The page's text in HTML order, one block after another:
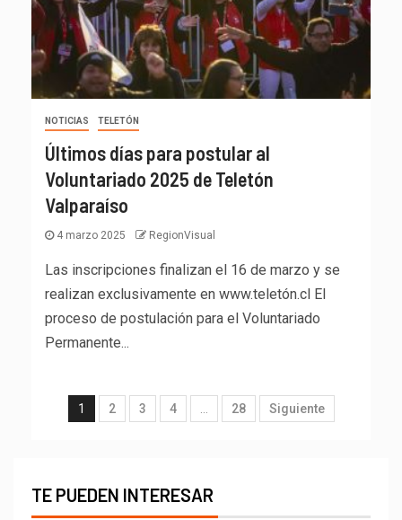
NOTICIAS TELETÓN
Últimos días para postular al
Voluntariado 2025 de Teletón
Valparaíso
4 marzo 2025 RegionVisual
Las inscripciones finalizan el 16 de marzo y se
realizan exclusivamente en www.teletón.cl El
proceso de postulación para el Voluntariado
Permanente...
1 2 3 4 … 28 Siguiente
TE PUEDEN INTERESAR